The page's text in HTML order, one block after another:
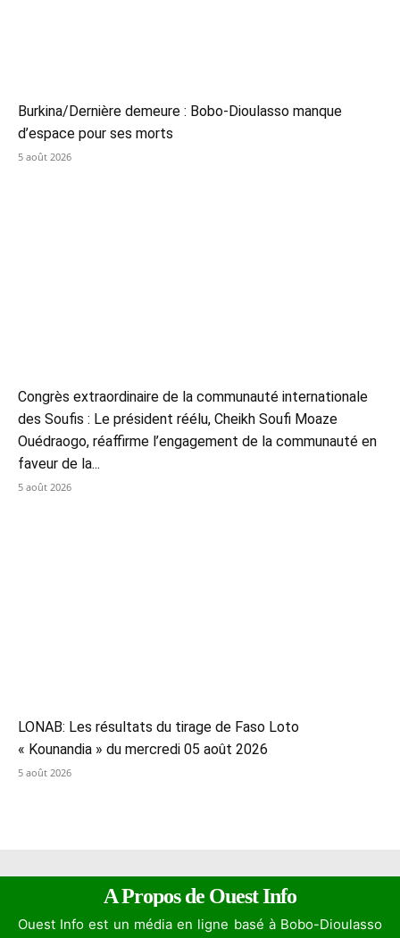
Burkina/Dernière demeure : Bobo-Dioulasso manque
d’espace pour ses morts
5 août 2026
Congrès extraordinaire de la communauté internationale
des Soufis : Le président réélu, Cheikh Soufi Moaze
Ouédraogo, réaffirme l’engagement de la communauté en
faveur de la...
5 août 2026
LONAB: Les résultats du tirage de Faso Loto
« Kounandia » du mercredi 05 août 2026
5 août 2026
A Propos de Ouest Info
Ouest Info est un média en ligne basé à Bobo-Dioulasso